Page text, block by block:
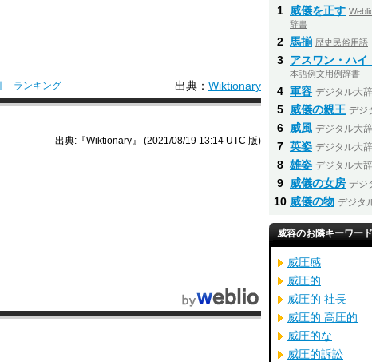
ランキング 出典： Wiktionary
出典:『Wiktionary』 (2021/08/19 13:14 UTC 版)
1 威儀を正す
辞書
2 馬揃 歴史民俗用語
3 アスワン・ハイ
本語例文用例辞書
4 軍容 デジタル大
5 威儀の親王 デジ
6 威風 デジタル大
7 英姿 デジタル大
8 雄姿 デジタル大
9 威儀の女房 デジ
10 威儀の物 デジタ
威容のお隣キーワード
威圧感
威圧的
威圧的 社長
威圧的 高圧的
威圧的な
威圧的訴訟